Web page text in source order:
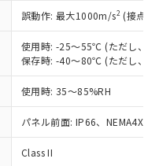
誤動作: 最大1000m/s2 (接点
使用時: -25～55℃ (ただし、氷
保存時: -40～80℃ (ただし、氷
使用時: 35～85%RH
パネル前面: IP66、NEMA4X,
Class II
ます。
リスト作成サー
だくには、I-Web
れている必要が
イト上で当社にご
について、当社
用者が、当社の製
るお客様との取
で利用すること
どにより、予定
す。
ロード
ンロードするこ
において有害物
に深刻な影響を
す。
販売部門へお問
。また当社は、
係わる関係者が違
がある場合は、取
。
キャンセル
また在庫状況の
いない機種